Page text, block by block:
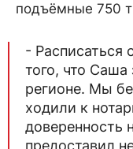
подъёмные 750
- Расписаться
того, что Саша
регионе. Мы
ходили к
доверенность
предоставил